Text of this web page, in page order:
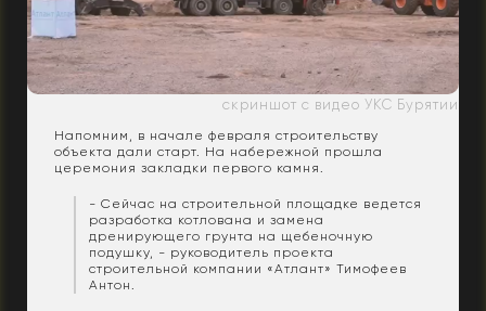
скриншот с видео УКС Бурятии
Напомним, в начале февраля строительству
объекта дали старт. На набережной прошла
церемония закладки первого камня.
- Сейчас на строительной площадке ведется
разработка котлована и замена
дренирующего грунта на щебеночную
подушку, - руководитель проекта
строительной компании «Атлант» Тимофеев
Антон.